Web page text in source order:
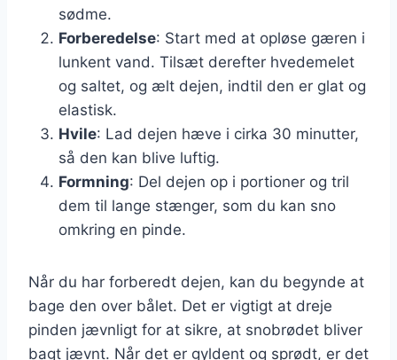
sødme.
Forberedelse: Start med at opløse gæren i
lunkent vand. Tilsæt derefter hvedemelet
og saltet, og ælt dejen, indtil den er glat og
elastisk.
Hvile: Lad dejen hæve i cirka 30 minutter,
så den kan blive luftig.
Formning: Del dejen op i portioner og tril
dem til lange stænger, som du kan sno
omkring en pinde.
Når du har forberedt dejen, kan du begynde at
bage den over bålet. Det er vigtigt at dreje
pinden jævnligt for at sikre, at snobrødet bliver
bagt jævnt. Når det er gyldent og sprødt, er det